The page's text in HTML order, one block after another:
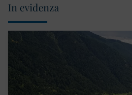
In evidenza